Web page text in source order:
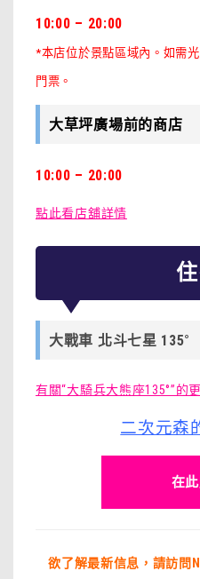
10:00 – 20:00
*本店位於景點區域內。如需
門票。
大草坪廣場前的商店
10:00 – 20:00
點此看店舖詳情
大戰車 北斗七星 135°
有關“大騎兵大熊座135°”的
二次元森
在
欲了解最新信息，請訪問